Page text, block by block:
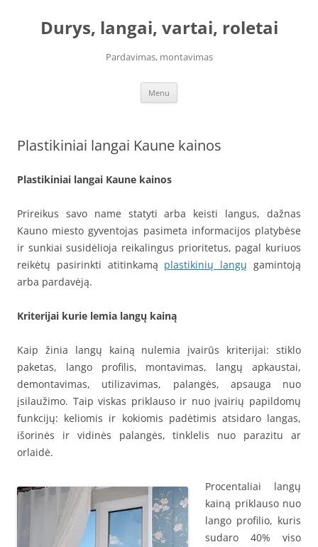
contentDurys, langai, vartai, roletai
Pardavimas, montavimas
Menu
Plastikiniai langai Kaune kainos
Plastikiniai langai Kaune kainos
Prireikus savo name statyti arba keisti langus, dažnas
Kauno miesto gyventojas pasimeta informacijos platybėse
ir sunkiai susidėlioja reikalingus prioritetus, pagal kuriuos
reikėtų pasirinkti atitinkamą plastikinių langų gamintoją
arba pardavėją.
Kriterijai kurie lemia langų kainą
Kaip žinia langų kainą nulemia įvairūs kriterijai: stiklo
paketas, lango profilis, montavimas, langų apkaustai,
demontavimas, utilizavimas, palangės, apsauga nuo
įsilaužimo. Taip viskas priklauso ir nuo įvairių papildomų
funkcijų: keliomis ir kokiomis padėtimis atsidaro langas,
išorinės ir vidinės palangės, tinklelis nuo parazitu ar
orlaidė.
Procentaliai langų
kainą priklauso nuo
lango profilio, kuris
sudaro 40% viso